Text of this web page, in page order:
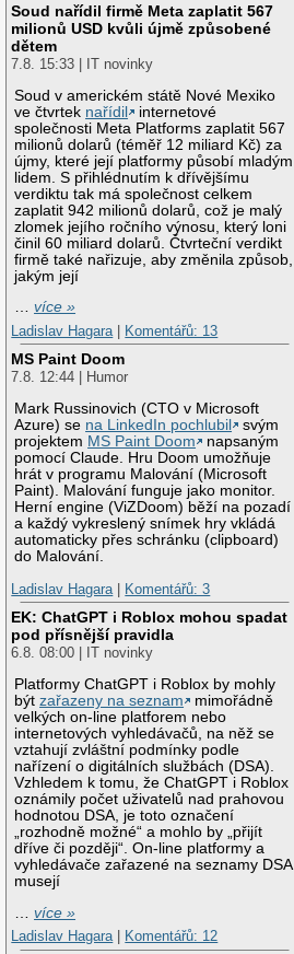
Soud nařídil firmě Meta zaplatit 567
milionů USD kvůli újmě způsobené
dětem
7.8. 15:33 | IT novinky
Soud v americkém státě Nové Mexiko
ve čtvrtek nařídil
internetové
společnosti Meta Platforms zaplatit 567
milionů dolarů (téměř 12 miliard Kč) za
újmy, které její platformy působí mladým
lidem. S přihlédnutím k dřívějšímu
verdiktu tak má společnost celkem
zaplatit 942 milionů dolarů, což je malý
zlomek jejího ročního výnosu, který loni
činil 60 miliard dolarů. Čtvrteční verdikt
firmě také nařizuje, aby změnila způsob,
jakým její
…více »
Ladislav Hagara
Komentářů: 13
MS Paint Doom
7.8. 12:44 | Humor
Mark Russinovich (CTO v Microsoft
Azure) se na LinkedIn pochlubil
svým
projektem MS Paint Doom
napsaným
pomocí Claude. Hru Doom umožňuje
hrát v programu Malování (Microsoft
Paint). Malování funguje jako monitor.
Herní engine (ViZDoom) běží na pozadí
a každý vykreslený snímek hry vkládá
automaticky přes schránku (clipboard)
do Malování.
Ladislav Hagara
Komentářů: 3
EK: ChatGPT i Roblox mohou spadat
pod přísnější pravidla
6.8. 08:00 | IT novinky
Platformy ChatGPT i Roblox by mohly
býtzařazeny na seznam
mimořádně
velkých on-line platforem nebo
internetových vyhledávačů, na něž se
vztahují zvláštní podmínky podle
nařízení o digitálních službách (DSA).
Vzhledem k tomu, že ChatGPT i Roblox
oznámily počet uživatelů nad prahovou
hodnotou DSA, je toto označení
„rozhodně možné“ a mohlo by „přijít
dříve či později“. On-line platformy a
vyhledávače zařazené na seznamy DSA
musejí
…více »
Ladislav Hagara| Komentářů: 12